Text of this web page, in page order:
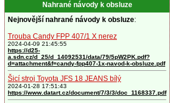
Nahrané návody k obsluze
Nejnovější nahrané návody k obsluze:
Trouba Candy FPP 407/1 X nerez
2024-04-09 21:45:55
https://d25-
a.sdn.cz/d_25/d_14092531/data/79/5pW2PK.pdf?
d=attachment&f=candy-fpp407-1x-navod-k-obsluze.pdf
Šicí stroj Toyota JFS 18 JEANS bílý
2024-01-28 17:51:43
https://www.datart.cz/document/7/3/3/doc_1168337.pdf